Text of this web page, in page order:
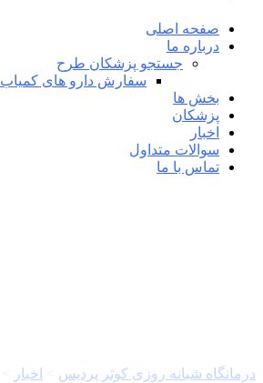
صفحه اصلی
درباره ما
جستجو پزشکان طرح
سفارش دارو های کمیاب
بخش ها
پزشکان
اخبار
سوالات متداول
تماس با ما
درمانگاه شبانه روزی کوثر پردیس اخبار